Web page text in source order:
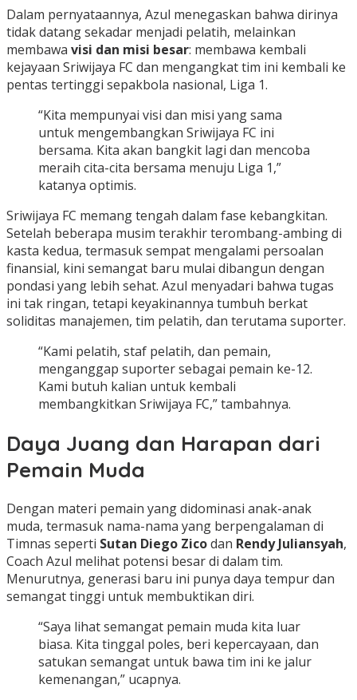
Dalam pernyataannya, Azul menegaskan bahwa dirinya
tidak datang sekadar menjadi pelatih, melainkan
membawa visi dan misi besar: membawa kembali
kejayaan Sriwijaya FC dan mengangkat tim ini kembali ke
pentas tertinggi sepakbola nasional, Liga 1.
“Kita mempunyai visi dan misi yang sama
untuk mengembangkan Sriwijaya FC ini
bersama. Kita akan bangkit lagi dan mencoba
meraih cita-cita bersama menuju Liga 1,”
katanya optimis.
Sriwijaya FC memang tengah dalam fase kebangkitan.
Setelah beberapa musim terakhir terombang-ambing di
kasta kedua, termasuk sempat mengalami persoalan
finansial, kini semangat baru mulai dibangun dengan
pondasi yang lebih sehat. Azul menyadari bahwa tugas
ini tak ringan, tetapi keyakinannya tumbuh berkat
soliditas manajemen, tim pelatih, dan terutama suporter.
“Kami pelatih, staf pelatih, dan pemain,
menganggap suporter sebagai pemain ke-12.
Kami butuh kalian untuk kembali
membangkitkan Sriwijaya FC,” tambahnya.
Daya Juang dan Harapan dari
Pemain Muda
Dengan materi pemain yang didominasi anak-anak
muda, termasuk nama-nama yang berpengalaman di
Timnas seperti Sutan Diego Zicodan Rendy Juliansyah,
Coach Azul melihat potensi besar di dalam tim.
Menurutnya, generasi baru ini punya daya tempur dan
semangat tinggi untuk membuktikan diri.
“Saya lihat semangat pemain muda kita luar
biasa. Kita tinggal poles, beri kepercayaan, dan
satukan semangat untuk bawa tim ini ke jalur
kemenangan,” ucapnya.